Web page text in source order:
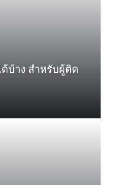
บ้าง สำหรับผู้ติด